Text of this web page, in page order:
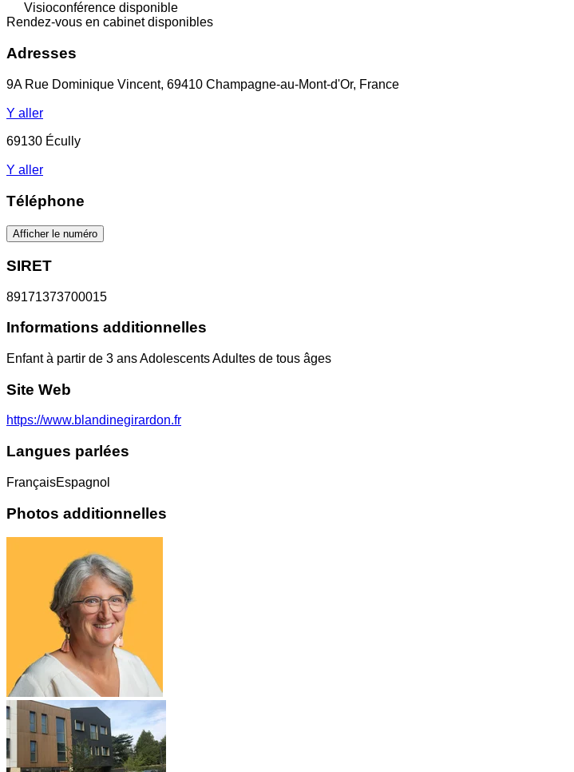
Visioconférence disponible
Rendez-vous en cabinet disponibles
Adresses
9A Rue Dominique Vincent, 69410 Champagne-au-Mont-d'Or, France
Y aller
69130 Écully
Y aller
Téléphone
Afficher le numéro
SIRET
89171373700015
Informations additionnelles
Enfant à partir de 3 ans Adolescents Adultes de tous âges
Site Web
https://www.blandinegirardon.fr
Langues parlées
FrançaisEspagnol
Photos additionnelles